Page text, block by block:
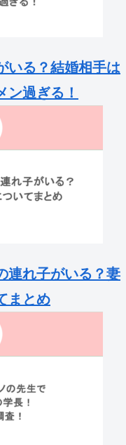
いる？結婚相手は
ン過ぎる！
連れ子がいる？妻
まとめ